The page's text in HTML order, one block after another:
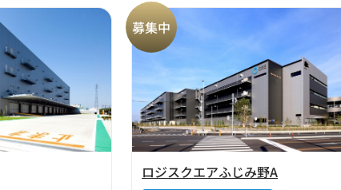
募集中
ロジスクエアふじみ野A